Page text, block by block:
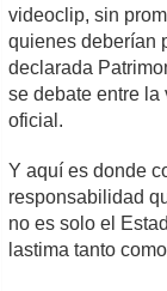
videoclip, sin
quienes deberían
declarada
se debate entre
oficial.
Y aquí es donde
responsabilidad
no es solo el
lastima tanto